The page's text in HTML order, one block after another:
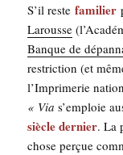
S’il restefami­lier
Larousse
Banque de
res­tric­tion (et
l’Imprimerie
« Via s’emploie
siècle der­nier. La
chose per­çue